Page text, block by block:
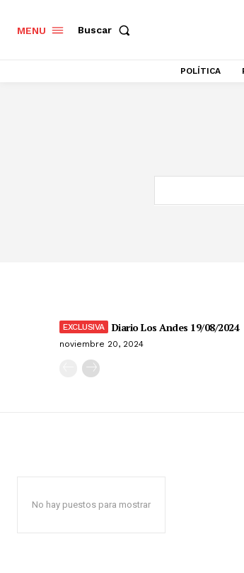
MENU Buscar
POLÍTICA
Diario Los Andes 19/08/2024
noviembre 20, 2024
No hay puestos para mostrar